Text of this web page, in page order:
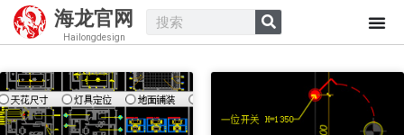
海龙官网
Hailongdesign